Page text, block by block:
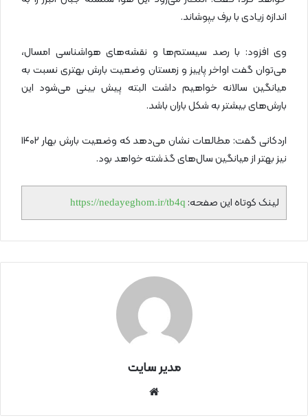
اندازه زیادی با برف بپوشاند.
وی افزود: با رصد سیستم‌ها و نقشه‌های هواشناسی امسال،
می‌توان گفت اواخر پاییز و زمستان وضعیت بارش بهتری نسبت به
میانگین سالانه خواهیم داشت البته پیش بینی‌ می‌شود این
بارش‌های بیشتر به شکل باران باشد.
اردکانی گفت: مطالعات نشان می‌دهد که وضعیت بارش بهار ۱۴۰۲
نیز بهتر از میانگین سال‌های گذشته خواهد بود.
لینک کوتاه این صفحه: https://nedayeghom.ir/tb4q
مدیر سایت